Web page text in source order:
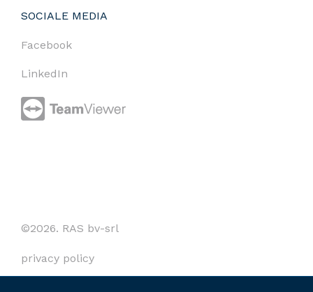
SOCIALE MEDIA
Facebook
LinkedIn
©2026. RAS bv-srl
privacy policy